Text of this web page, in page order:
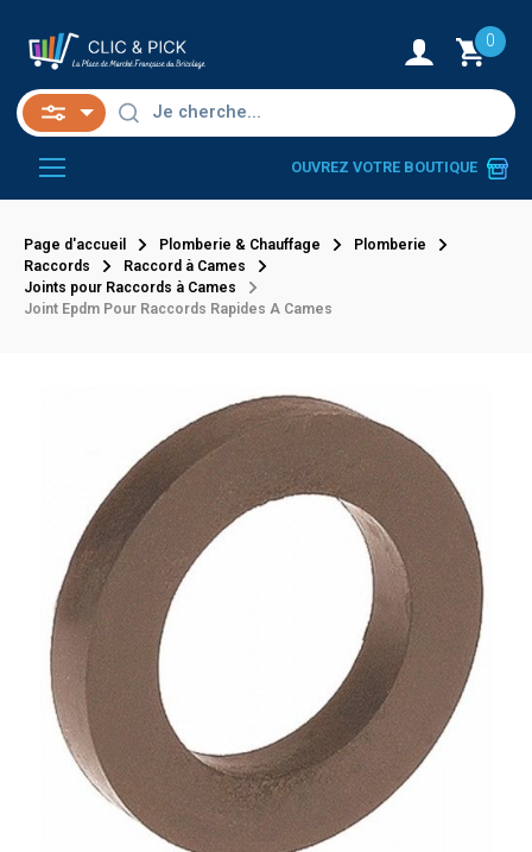
0
OUVREZ VOTRE BOUTIQUE
Page d'accueil Plomberie & Chauffage
Plomberie
Raccords
Raccord à Cames
Joints pour Raccords à Cames
Joint Epdm Pour Raccords Rapides A Cames